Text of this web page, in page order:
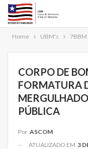
Home UBM's 7BBM
CORPO DE
FORMATURA
PÚBLICA
Por ASCOM
ATUALIZADO EM 3